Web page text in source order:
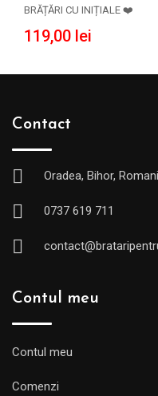
BRĂȚĂRI CU INIȚIALE ❤️
119,00 lei
Contact
Oradea, Bihor,
0737 619 711
Contul meu
Contul meu
Comenzi